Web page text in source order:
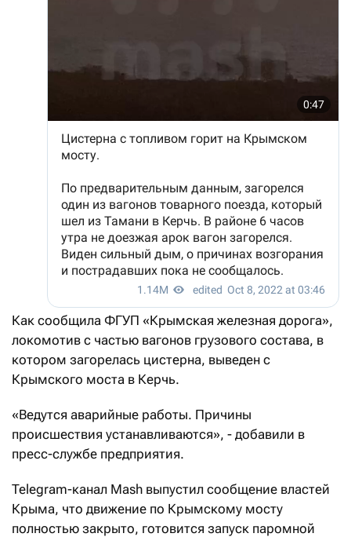
Как сообщила ФГУП «Крымская железная дорога»,
локомотив с частью вагонов грузового состава, в
котором загорелась цистерна, выведен с
Крымского моста в Керчь.
«Ведутся аварийные работы. Причины
происшествия устанавливаются», - добавили в
пресс-службе предприятия.
Telegram-канал Mash выпустил сообщение властей
Крыма, что движение по Крымскому мосту
полностью закрыто, готовится запуск паромной